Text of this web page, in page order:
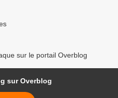
sur le portail Overblog
sur Overblog